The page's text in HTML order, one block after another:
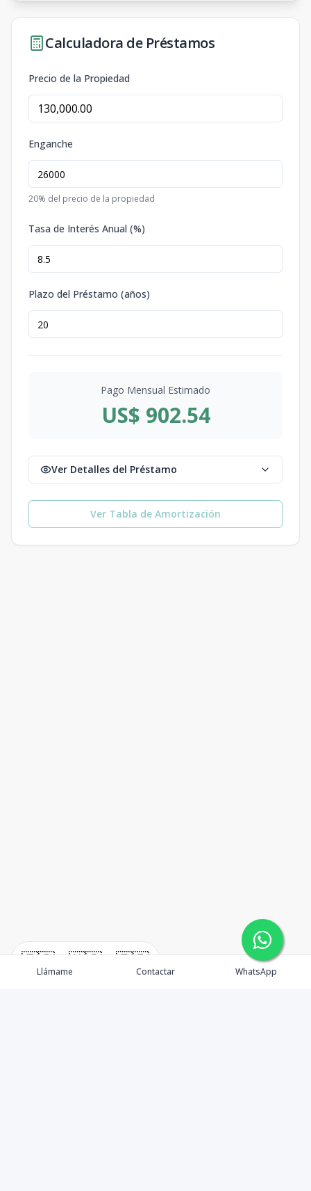
🇪🇸 🇺🇸 🇫🇷
Calculadora de Préstamos
Precio de la Propiedad
Enganche
20% del precio de la propiedad
Tasa de Interés Anual (%)
Plazo del Préstamo (años)
Pago Mensual Estimado
US$ 902.54
Ver Detalles del Préstamo
Ver Tabla de Amortización
Llámame Contactar WhatsApp